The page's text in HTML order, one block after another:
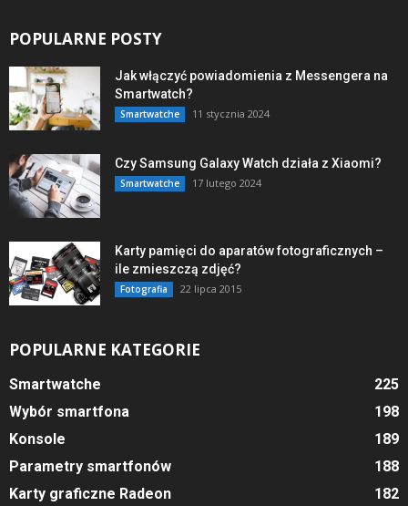
POPULARNE POSTY
Jak włączyć powiadomienia z Messengera na
Smartwatch?
Smartwatche 11 stycznia 2024
Czy Samsung Galaxy Watch działa z Xiaomi?
Smartwatche 17 lutego 2024
Karty pamięci do aparatów fotograficznych –
ile zmieszczą zdjęć?
Fotografia 22 lipca 2015
POPULARNE KATEGORIE
Smartwatche
225
Wybór smartfona
198
Konsole
189
Parametry smartfonów
188
Karty graficzne Radeon
182